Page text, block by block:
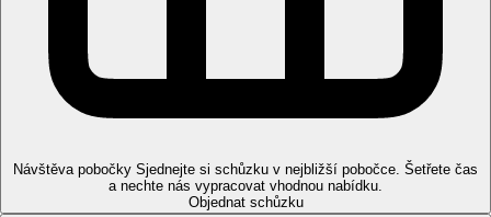
Bungalov, Výhled moře:
mimo hlavní budovu
Bungalov, Water Front:
mimo hlavní budovu, v první
Písečná pláž s oblázky přímo u hotelu, lehátka a slunečníky
Návštěva pobočky Sjednejte si schůzku v nejbližší pobočce. Šetřete čas
a nechte nás vypracovat vhodnou nabídku.
Objednat schůzku